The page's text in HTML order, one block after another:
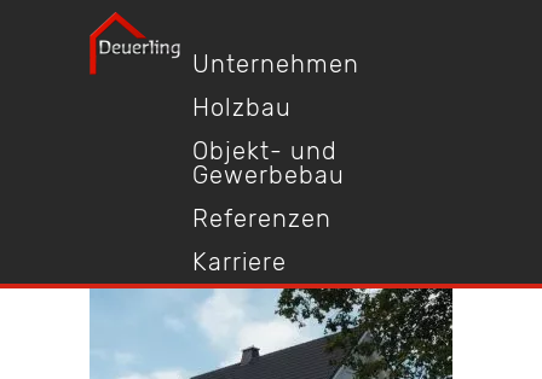
Unternehmen
Holzbau
Objekt- und
Gewerbebau
Referenzen
Karriere